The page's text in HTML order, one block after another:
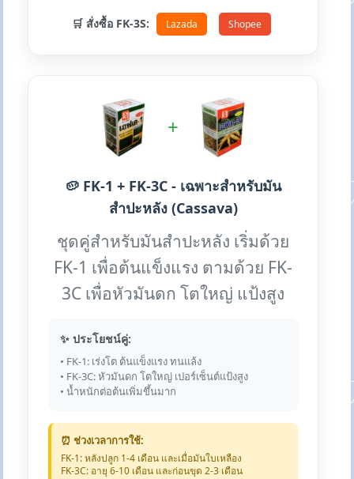
🛒 สั่งซื้อ FK-3S: Lazada Shopee
+
🥔 FK-1 + FK-3C - เฉพาะสำหรับมัน
สำปะหลัง (Cassava)
ชุดคู่สำหรับมันสำปะหลัง เริ่มด้วย
FK-1 เพื่อต้นแข็งแรง ตามด้วย FK-
3C เพื่อหัวมันดก โตใหญ่ แป้งสูง
✨ ประโยชน์คู่:
• FK-1: เร่งโต ต้นแข็งแรง ทนแล้ง
• FK-3C: หัวมันดก โตใหญ่ เปอร์เซ็นต์แป้งสูง
• น้ำหนักต่อต้นเพิ่มขึ้นมาก
⏰ ช่วงเวลาการใช้:
FK-1: หลังปลูก 1-4 เดือน และเมื่อมันใบเหลือง
FK-3C: อายุ 6-10 เดือน และก่อนขุด 2-3 เดือน